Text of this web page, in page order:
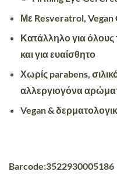
Με Resveratrol Vegan
Κατάλληλο για όλους
και για ευαίσθητο
Χωρίς parabens,
αλλεργιογόνα
Vegan &
Barcode:3522930005186